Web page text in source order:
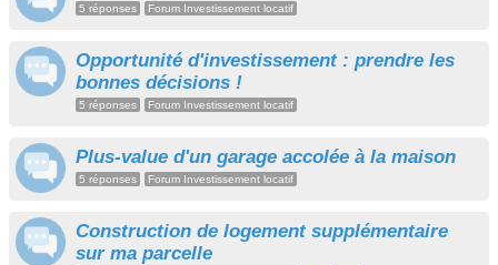
5 réponses Forum Investissement locatif
Opportunité d'investissement : prendre les
bonnes décisions !
5 réponses Forum Investissement locatif
Plus-value d'un garage accolée à la maison
5 réponses Forum Investissement locatif
Construction de logement supplémentaire
sur ma parcelle